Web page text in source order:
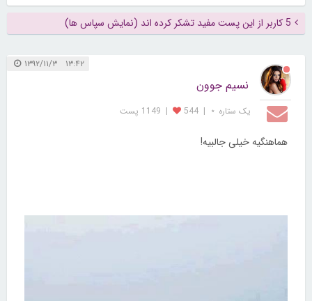
5 کاربر از این پست مفید تشکر کرده اند (نمایش سپاس ها)
۱۳:۴۲ ۱۳۹۲/۱۱/۳
نسیم جوون
یک ستاره ⋆ |
544
| 1149 پست
هماهنگیه خیلی جالبیه!